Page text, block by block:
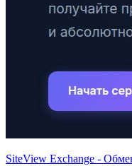
SiteView Exchange -